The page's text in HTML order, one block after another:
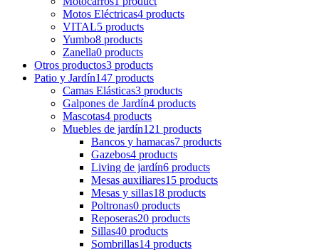
Motos Eléctricas4 products
VITAL5 products
Yumbo8 products
Zanella0 products
Otros productos3 products
Patio y Jardín147 products
Camas Elásticas3 products
Galpones de Jardín4 products
Mascotas4 products
Muebles de jardín121 products
Bancos y hamacas7 products
Gazebos4 products
Living de jardín6 products
Mesas auxiliares15 products
Mesas y sillas18 products
Poltronas0 products
Reposeras20 products
Sillas40 products
Sombrillas14 products